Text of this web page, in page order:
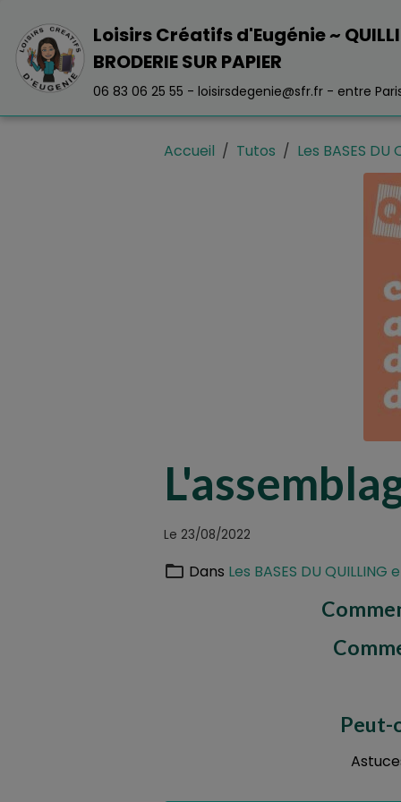
Loisirs Créatifs d'Eugénie ~
BRODERIE SUR PAPIER
06 83 06 25 55 - loisirsdegenie@sfr.fr - entre
Accueil Tutos Les BASES
Le 23/08/2022
Dans Les BASES DU
Peut-